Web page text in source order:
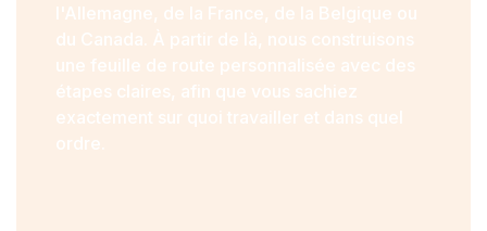
l'Allemagne, de la France, de la Belgique ou
du Canada. À partir de là, nous construisons
une feuille de route personnalisée avec des
étapes claires, afin que vous sachiez
exactement sur quoi travailler et dans quel
ordre.